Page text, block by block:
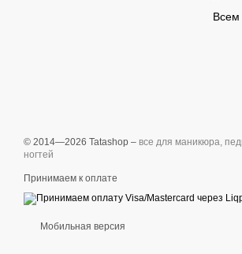
Всем
© 2014—2026 Tatashop – все для маникюра,
ногтей
Принимаем к оплате
Мобильная версия